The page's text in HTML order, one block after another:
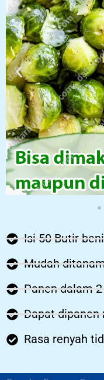
Isi 50 Butir
Mudah
Panen dalam
Dapat
Rasa renyah